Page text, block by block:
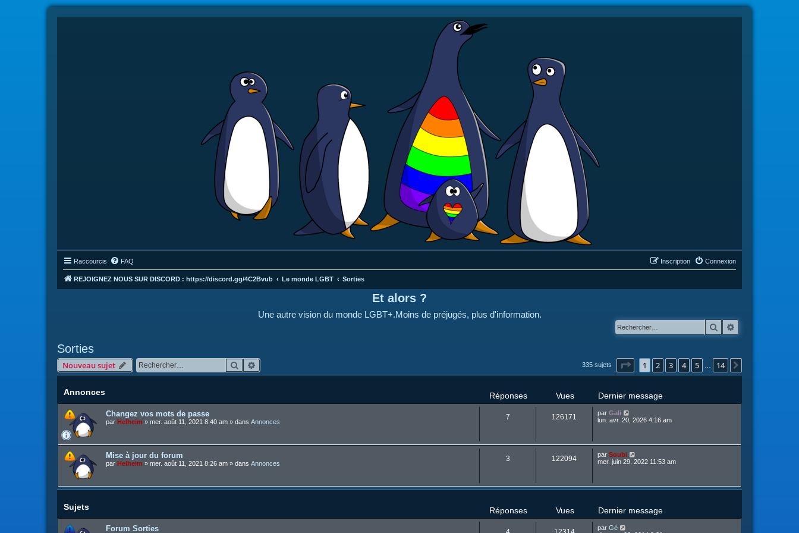
Raccourcis FAQ Connexion
Inscription
REJOIGNEZ NOUS SUR DISCORD : https://discord.gg/4C2Bvub Le monde LGBT Sorties
Et alors ?
Une autre vision du monde LGBT+.Moins de préjugés, plus d'information.
Rechercher
Sorties
Nouveau sujet Rechercher 335 sujets Page sur14
1 2 3 4 5 14
Annonces Réponses Vues Dernier message
Changez vos mots de passe
par Helheim » mer. août 11, 2021 8:40 am » dans Annonces
7 126171 par Gali
lun. avr. 20, 2026 4:16 am
Mise à jour du forum
par Helheim » mer. août 11, 2021 8:26 am » dans Annonces
3 122094 par Soubi
mer. juin 29, 2022 11:53 am
Sujets Réponses Vues Dernier message
Forum Sorties par Gé